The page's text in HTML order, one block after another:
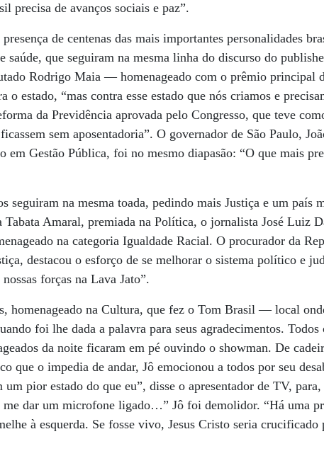
precisa de avanços sociais e paz”.
de centenas das mais importantes personalidades
saúde, que seguiram na mesma linha do discurso do
Rodrigo Maia ­­— homenageado com o prêmio principal
estado, “mas contra esse estado que nós criamos e
da Previdência aprovada pelo Congresso, que teve
sem aposentadoria”. O governador de São Paulo,
em Gestão Pública, foi no mesmo diapasão: “O que mais
seguiram na mesma toada, pedindo mais Justiça e um país
Tabata Amaral, premiada na Política, o jornalista José Luiz
na categoria Igualdade Racial. O procurador da
destacou o esforço de se melhorar o sistema político e
forças na Lava Jato”.
homenageado na Cultura, que fez o Tom Brasil ­­— local
foi lhe dada a palavra para seus agradecimentos. Todos
da noite ficaram em pé ouvindo o showman. De
que o impedia de andar, Jô emocionou a todos por seu
pior estado do que eu”, disse o apresentador de TV,
me dar um microfone ligado…” Jô foi demolidor. “Há uma
à esquerda. Se fosse vivo, Jesus Cristo seria